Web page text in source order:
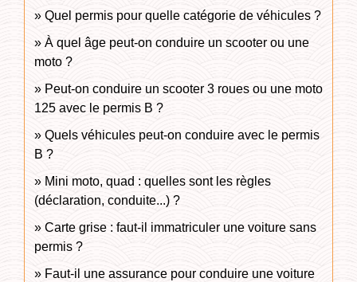
Quel permis pour quelle catégorie de véhicules ?
À quel âge peut-on conduire un scooter ou une
moto ?
Peut-on conduire un scooter 3 roues ou une moto
125 avec le permis B ?
Quels véhicules peut-on conduire avec le permis
B ?
Mini moto, quad : quelles sont les règles
(déclaration, conduite...) ?
Carte grise : faut-il immatriculer une voiture sans
permis ?
Faut-il une assurance pour conduire une voiture